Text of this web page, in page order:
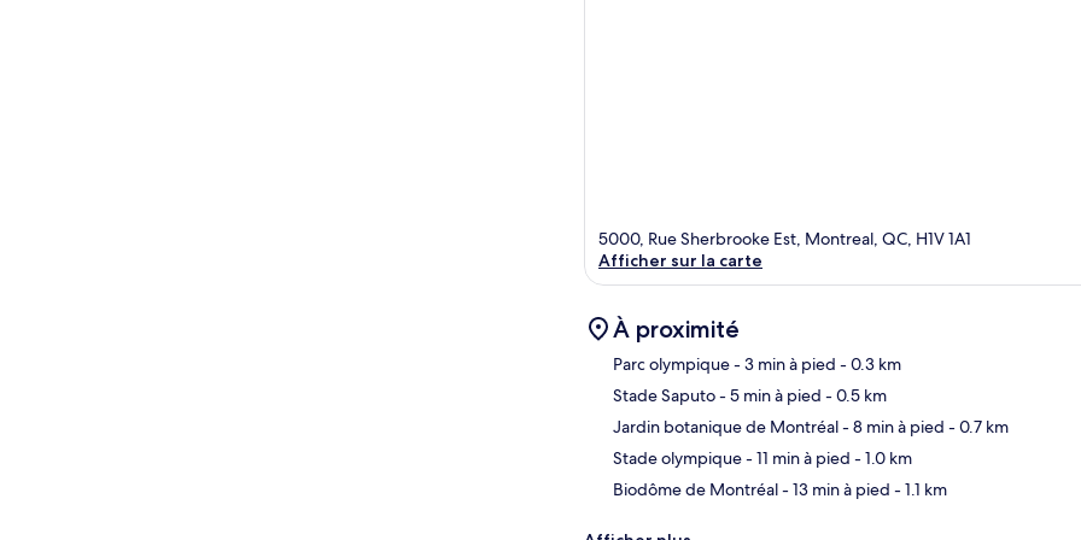
5000, Rue Sherbrooke Est, Montreal, QC, H1V 1A1
Afficher sur la carte
À proximité
Parc olympique- 3 min à pied - 0.3 km
Stade Saputo- 5 min à pied - 0.5 km
Jardin botanique de Montréal- 8 min à pied - 0.7 km
Stade olympique- 11 min à pied - 1.0 km
Biodôme de Montréal- 13 min à pied - 1.1 km